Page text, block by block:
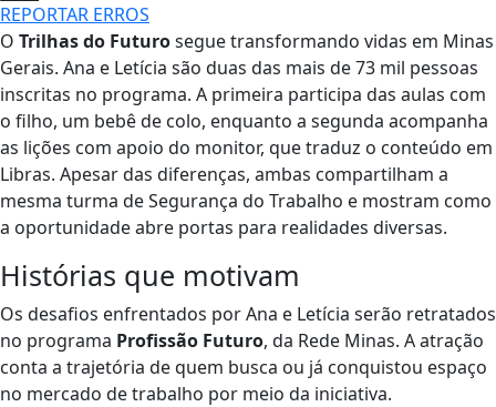
REPORTAR ERROS
O Trilhas do Futurosegue transformando vidas em Minas
Gerais. Ana e Letícia são duas das mais de 73 mil pessoas
inscritas no programa. A primeira participa das aulas com
o filho, um bebê de colo, enquanto a segunda acompanha
as lições com apoio do monitor, que traduz o conteúdo em
Libras. Apesar das diferenças, ambas compartilham a
mesma turma de Segurança do Trabalho e mostram como
a oportunidade abre portas para realidades diversas.
Histórias que motivam
Os desafios enfrentados por Ana e Letícia serão retratados
no programa Profissão Futuro, da Rede Minas. A atração
conta a trajetória de quem busca ou já conquistou espaço
no mercado de trabalho por meio da iniciativa.